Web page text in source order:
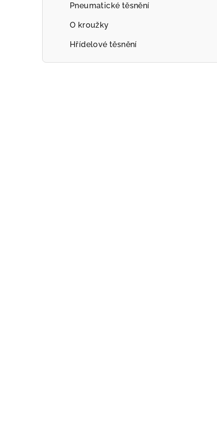
Pneumatické těsnění
O kroužky
Hřídelové těsnění